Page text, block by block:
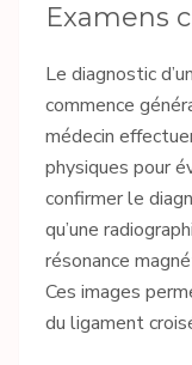
Examens
Le diagnostic
commence
médecin
physiques pour
confirmer le
qu’une
résonance
Ces images
du ligament